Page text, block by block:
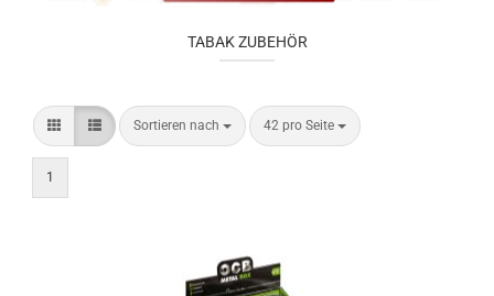
TABAK ZUBEHÖR
Sortieren nach 42 pro Seite
1